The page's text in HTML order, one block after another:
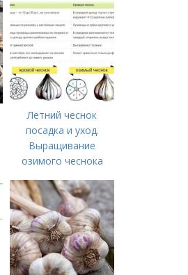
Летний чеснок
посадка и уход.
Выращивание
озимого чеснока